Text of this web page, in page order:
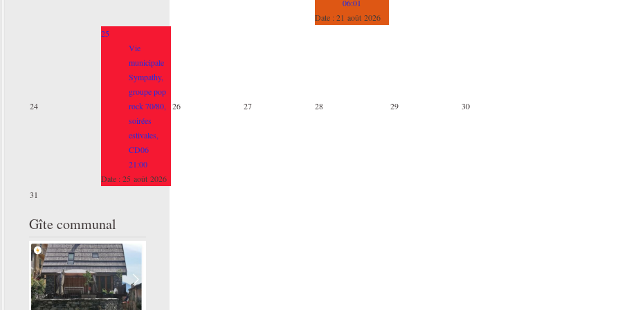
06:01
Date :21 août 2026
24
25
Vie
municipale
Sympathy,
groupe pop
rock 70/80,
soirées
estivales,
CD06
21:00
Date :25 août 2026
26 27 28 29 30
31
Gîte communal